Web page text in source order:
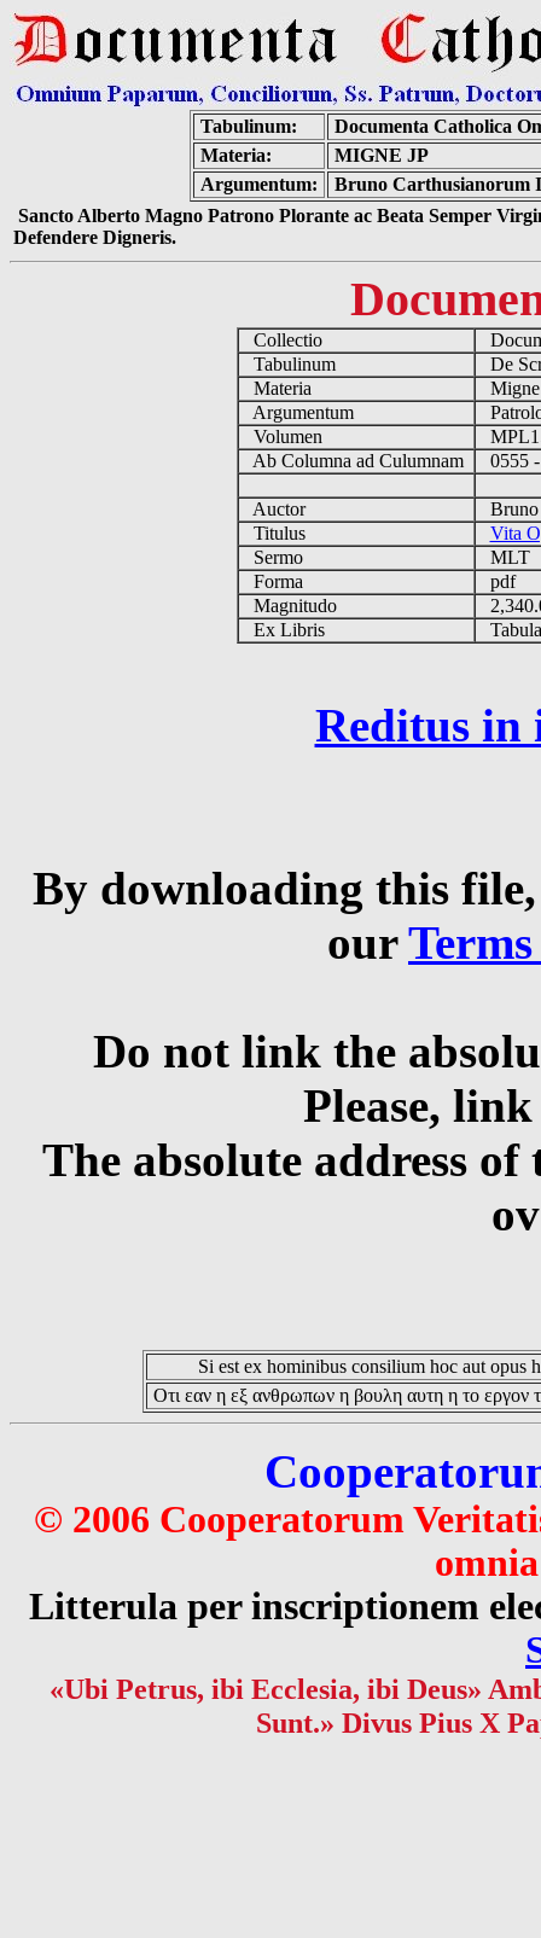
Tabulinum:
Documenta Catholica
Materia:
MIGNE JP
Argumentum:
Bruno Carthusianorum
Sancto Alberto Magno Patrono Plorante ac Beata Semper
Defendere Digneris.
Collectio
Tabulinum
De
Materia
Argumentum
Volumen
Ab Columna ad Culumnam
0555
Auctor
Bruno
Titulus
Vita
Sermo
MLT
Forma
pdf
Magnitudo
Ex Libris
Reditus in
By downloading this
our
Do not link the
Please,
The absolute address
Si est ex hominibus consilium hoc aut opus
Οτι εαν η εξ ανθρωπων η βουλη αυτη η το εργον
© 2006 Cooperatorum
Litterula per inscriptionem
«Ubi Petrus, ibi Ecclesia, ibi Deus»
Sunt.» Divus Pius X